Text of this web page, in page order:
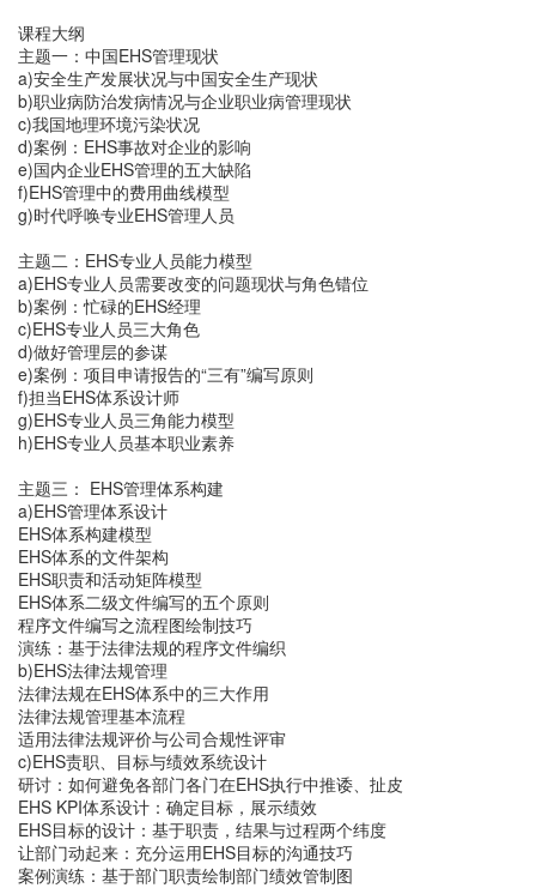
课程大纲
主题一：中国EHS管理现状
a)安全生产发展状况与中国安全生产现状
b)职业病防治发病情况与企业职业病管理现状
c)我国地理环境污染状况
d)案例：EHS事故对企业的影响
e)国内企业EHS管理的五大缺陷
f)EHS管理中的费用曲线模型
g)时代呼唤专业EHS管理人员
主题二：EHS专业人员能力模型
a)EHS专业人员需要改变的问题现状与角色错位
b)案例：忙碌的EHS经理
c)EHS专业人员三大角色
d)做好管理层的参谋
e)案例：项目申请报告的“三有”编写原则
f)担当EHS体系设计师
g)EHS专业人员三角能力模型
h)EHS专业人员基本职业素养
主题三： EHS管理体系构建
a)EHS管理体系设计
EHS体系构建模型
EHS体系的文件架构
EHS职责和活动矩阵模型
EHS体系二级文件编写的五个原则
程序文件编写之流程图绘制技巧
演练：基于法律法规的程序文件编织
b)EHS法律法规管理
法律法规在EHS体系中的三大作用
法律法规管理基本流程
适用法律法规评价与公司合规性评审
c)EHS责职、目标与绩效系统设计
研讨：如何避免各部门各门在EHS执行中推诿、扯皮
EHS KPI体系设计：确定目标，展示绩效
EHS目标的设计：基于职责，结果与过程两个纬度
让部门动起来：充分运用EHS目标的沟通技巧
案例演练：基于部门职责绘制部门绩效管制图